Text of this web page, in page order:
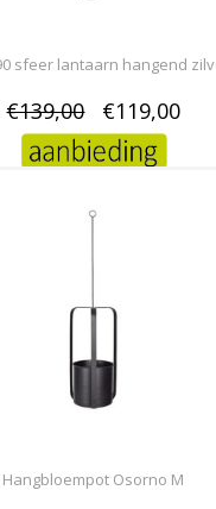
sfeer lantaarn hangend
€139,00 €119,00
Hangbloempot Osorno M